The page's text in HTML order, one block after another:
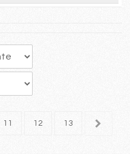
11 12 13 14